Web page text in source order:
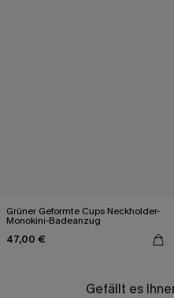
Grüner Geformte Cups Neckholder-
Monokini-Badeanzug
47,00 €
Gefällt es